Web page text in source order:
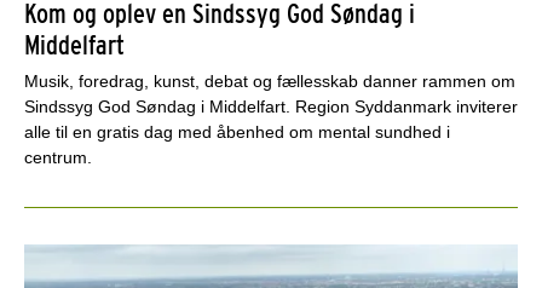
Kom og oplev en Sindssyg God Søndag i
Middelfart
Musik, foredrag, kunst, debat og fællesskab danner rammen om
Sindssyg God Søndag i Middelfart. Region Syddanmark inviterer
alle til en gratis dag med åbenhed om mental sundhed i
centrum.